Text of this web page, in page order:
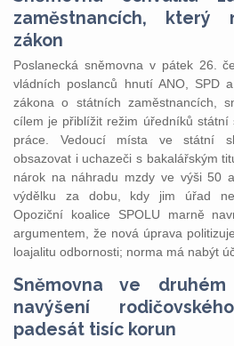
zaměstnancích, který
zákon
Poslanecká sněmovna v pátek 26.
vládních poslanců hnutí ANO, SPD
zákona o státních zaměstnancích,
cílem je přiblížit režim úředníků státní
práce. Vedoucí místa ve státní
obsazovat i uchazeči s bakalářským
nárok na náhradu mzdy ve výši 50
výdělku za dobu, kdy jim úřad
Opoziční koalice SPOLU marně
argumentem, že nová úprava
loajalitu odbornosti; norma má nabýt
Sněmovna ve
navýšení
padesát tisíc korun